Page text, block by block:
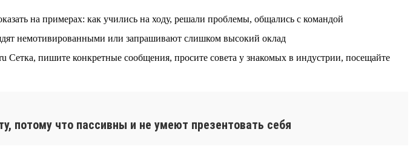
на примерах: как учились на ходу, решали проблемы, общались с командой
немотивированными или запрашивают слишком высокий оклад
пишите конкретные сообщения, просите совета у знакомых в индустрии, посещайте
потому что пассивны и не умеют презентовать себя